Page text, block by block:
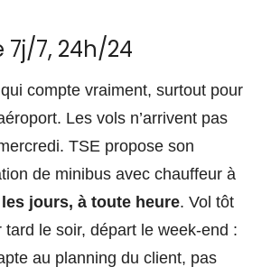
7j/7, 24h/24
compte vraiment, surtout pour
Les vols n’arrivent pas
TSE propose son
de minibus avec chauffeur à
jours, à toute heure. Vol tôt
tard le soir, départ le week-end :
au planning du client, pas